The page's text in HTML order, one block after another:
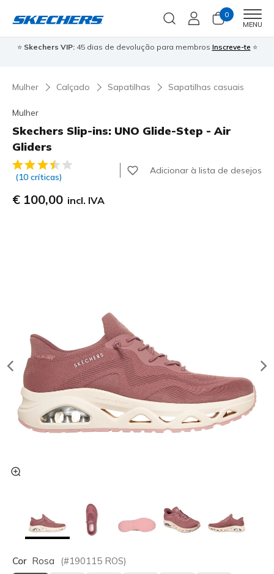
0
MENU
⭐ Skechers VIP:45 dias de devolução para membros Inscreve-te ⭐
Mulher Calçado Sapatilhas Sapatilhas casuais
Mulher
Skechers Slip-ins: UNO Glide-Step - Air
Gliders
5 de 5 – Classificação do cliente
(10 críticas)
Adicionar à lista de desejos
€ 100,00 incl. IVA
Cor Rosa (#190115 ROS)